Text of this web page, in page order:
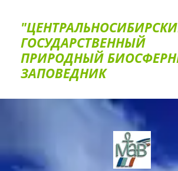
ПРИРОДНЫЙ
ЗАПОВЕДНИК